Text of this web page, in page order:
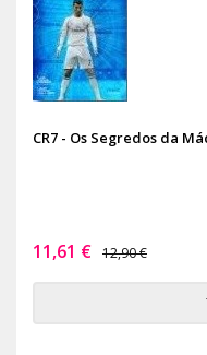
CR7 - Os Segredos da
11,61 € 12,90 €